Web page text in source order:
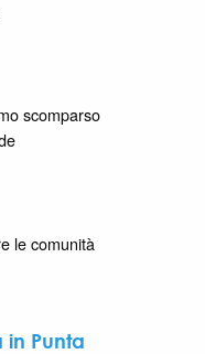
scomparso
le comunità
in Punta